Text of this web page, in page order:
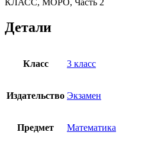
КЛАСС, МОРО, Часть 2
Детали
Класс 3 класс
Издательство Экзамен
Предмет Математика